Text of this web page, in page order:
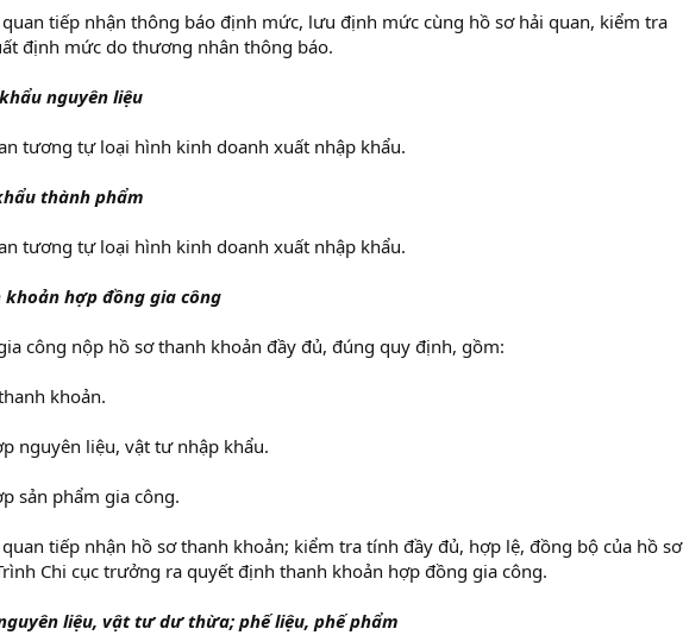
quan tiếp nhận thông báo định mức, lưu định mức cùng hồ sơ hải quan, kiểm tra
định mức do thương nhân thông báo.
nguyên liệu
tương tự loại hình kinh doanh xuất nhập khẩu.
thành phẩm
tương tự loại hình kinh doanh xuất nhập khẩu.
khoản hợp đồng gia công
công nộp hồ sơ thanh khoản đầy đủ, đúng quy định, gồm:
khoản.
nguyên liệu, vật tư nhập khẩu.
sản phẩm gia công.
tiếp nhận hồ sơ thanh khoản; kiểm tra tính đầy đủ, hợp lệ, đồng bộ của hồ sơ
Chi cục trưởng ra quyết định thanh khoản hợp đồng gia công.
liệu, vật tư dư thừa; phế liệu, phế phẩm